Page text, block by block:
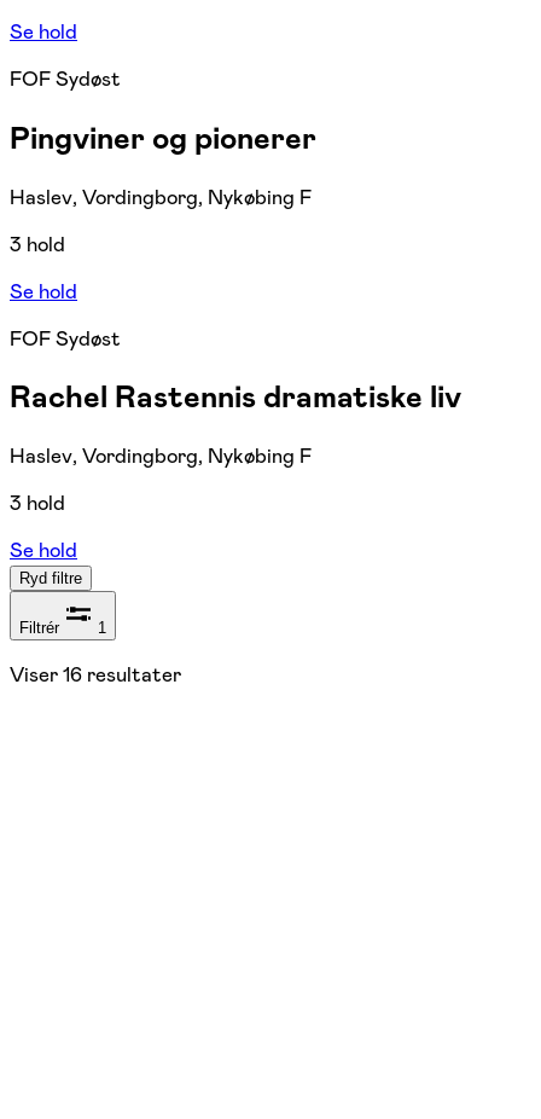
Se hold
FOF Sydøst
Pingviner og pionerer
Haslev, Vordingborg, Nykøbing F
3 hold
Se hold
FOF Sydøst
Rachel Rastennis dramatiske liv
Haslev, Vordingborg, Nykøbing F
3 hold
Se hold
Ryd filtre
Filtrér 1
Viser16 resultater